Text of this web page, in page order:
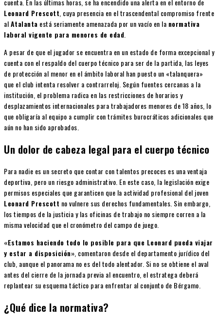
cuenta. En las últimas horas, se ha encendido una alerta en el entorno de
Leonard Prescott , cuya presencia en el trascendental compromiso frente
alAtalanta está seriamente amenazada por un vacío en la normativa
laboral vigente para menores de edad
A pesar de que el jugador se encuentra en un estado de forma excepcional y
cuenta con el respaldo del cuerpo técnico para ser de la partida, las leyes
de protección al menor en el ámbito laboral han puesto un «talanquera»
que el club intenta resolver a contrarreloj. Según fuentes cercanas a la
institución, el problema radica en las restricciones de horarios y
desplazamientos internacionales para trabajadores menores de 18 años, lo
que obligaría al equipo a cumplir con trámites burocráticos adicionales que
aún no han sido aprobados.
Un dolor de cabeza legal para el cuerpo técnico
Para nadie es un secreto que contar con talentos precoces es una ventaja
deportiva, pero un riesgo administrativo. En este caso, la legislación exige
permisos especiales que garanticen que la actividad profesional del joven
Leonard Prescott no vulnere sus derechos fundamentales. Sin embargo,
los tiempos de la justicia y las oficinas de trabajo no siempre corren a la
misma velocidad que el cronómetro del campo de juego.
«Estamos haciendo todo lo posible para que Leonard pueda viajar
y estar a disposición» , comentaron desde el departamento jurídico del
club, aunque el panorama no es del todo alentador. Si no se obtiene el aval
antes del cierre de la jornada previa al encuentro, el estratega deberá
replantear su esquema táctico para enfrentar al conjunto de Bérgamo.
¿Qué dice la normativa?